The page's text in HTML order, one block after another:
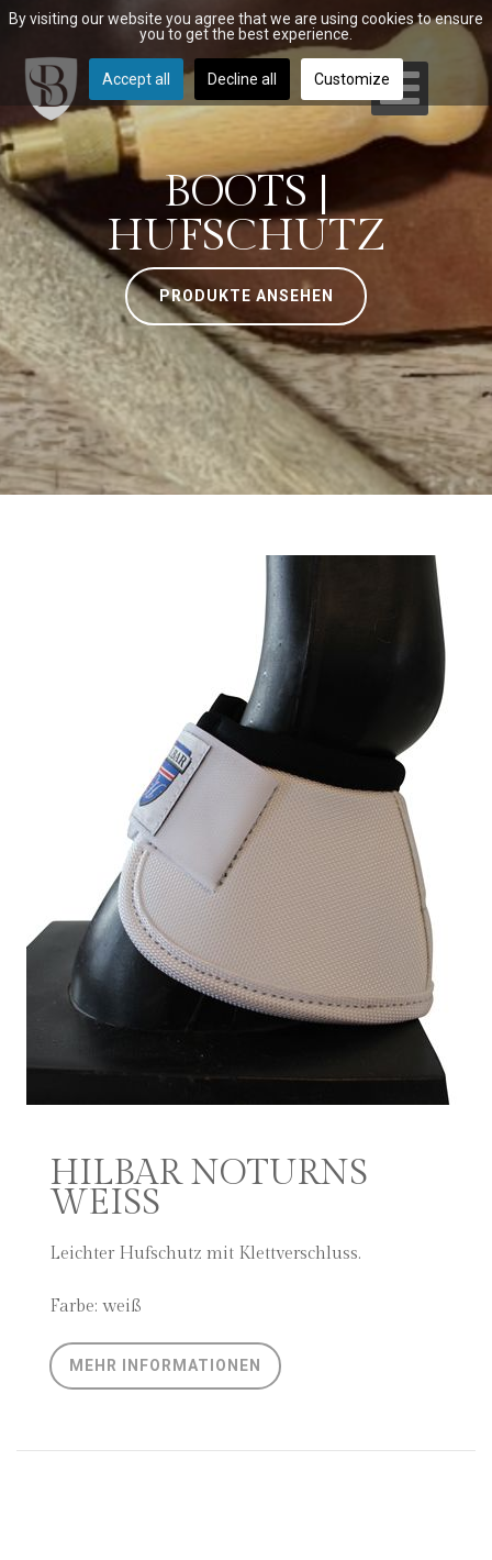
BOOTS |
HUFSCHUTZ
PRODUKTE ANSEHEN
HILBAR NOTURNS
WEISS
Leichter Hufschutz mit Klettverschluss.
Farbe: weiß
MEHR INFORMATIONEN
By visiting our website you agree that we are using cookies to ensure
you to get the best experience.
Accept all Decline all Customize